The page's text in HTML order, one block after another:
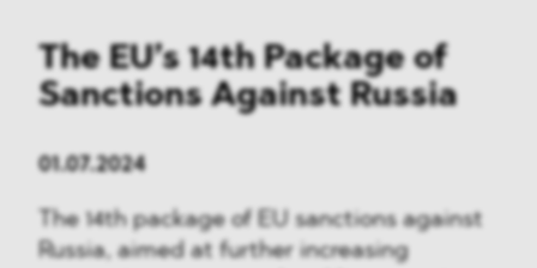
The EU’s 14th Package of
Sanctions Against Russia
01.07.2024
The 14th package of EU sanctions against
Russia, aimed at further increasing